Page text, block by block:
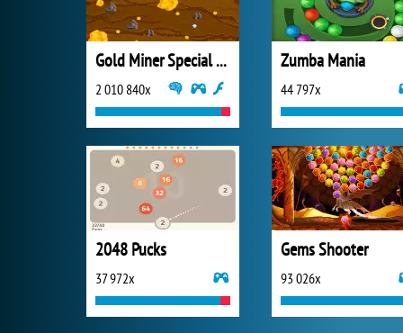
Gold Miner Special Edition
2 010 840x
Zumba Mania
44 797x
2048 Pucks
37 972x
Gems Shooter
93 026x